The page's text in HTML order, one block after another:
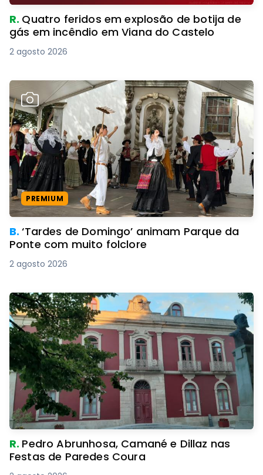
R. Quatro feridos em explosão de botija de
gás em incêndio em Viana do Castelo
2 agosto 2026
PREMIUM
B.‘Tardes de Domingo’ animam Parque da
Ponte com muito folclore
2 agosto 2026
R. Pedro Abrunhosa, Camané e Dillaz nas
Festas de Paredes Coura